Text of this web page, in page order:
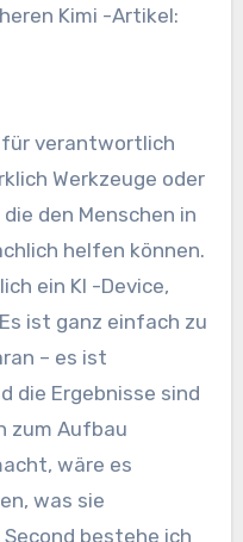
Kimi -Artikel:
verantwortlich
Werkzeuge oder
den Menschen in
helfen können.
ein KI -Device,
ist ganz einfach zu
– es ist
die Ergebnisse sind
zum Aufbau
wäre es
was sie
bestehe ich